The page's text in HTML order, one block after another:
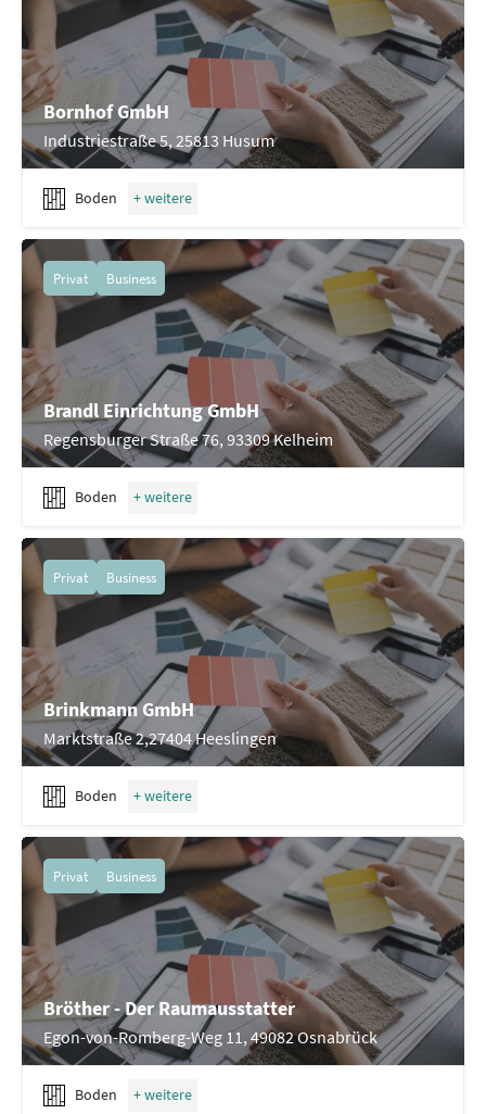
Bornhof GmbH
Industriestraße 5, 25813 Husum
Boden
Brandl Einrichtung GmbH
Regensburger Straße 76, 93309 Kelheim
Privat Business
Boden
Brinkmann GmbH
Marktstraße 2,27404 Heeslingen
Privat Business
Boden
Bröther - Der Raumausstatter
Egon-von-Romberg-Weg 11, 49082 Osnabrück
Privat Business
Boden